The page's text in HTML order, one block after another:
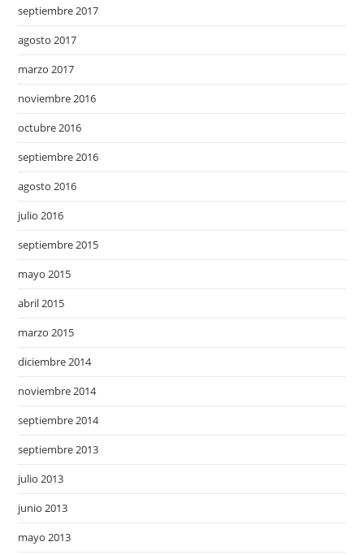
septiembre 2017
agosto 2017
marzo 2017
noviembre 2016
octubre 2016
septiembre 2016
agosto 2016
julio 2016
septiembre 2015
mayo 2015
abril 2015
marzo 2015
diciembre 2014
noviembre 2014
septiembre 2014
septiembre 2013
julio 2013
junio 2013
mayo 2013